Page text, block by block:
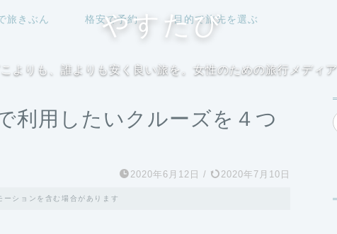
旅きぶん 格安で予約 目的で旅先を選ぶ
やすたび
こよりも、誰よりも安く良い旅を。女性のための旅行メディア
利用したいクルーズを４つ
2020年6月12日 / 2020年7月10日
ーションを含む場合があります